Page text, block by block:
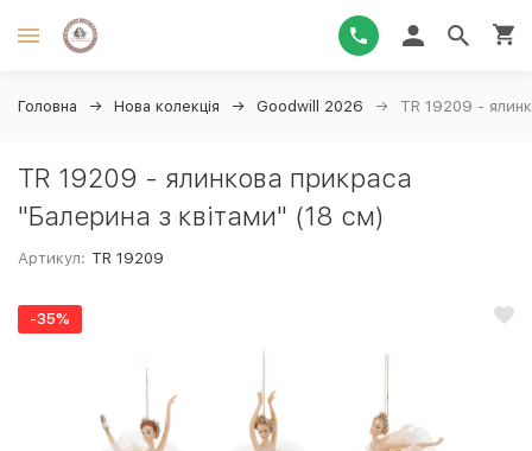
Головна Нова колекція Goodwill 2026 TR 19209 -
TR 19209 - ялинкова прикраса
"Балерина з квітами" (18 см)
Артикул: TR 19209
-35%